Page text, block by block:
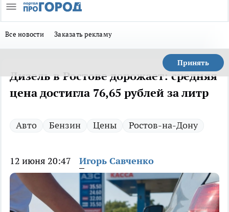
Все новости Заказать рекламу
Принять
Дизель в Ростове дорожает: средняя
цена достигла 76,65 рублей за литр
Авто Бензин Цены Ростов-на-Дону
12 июня 20:47 Игорь Савченко